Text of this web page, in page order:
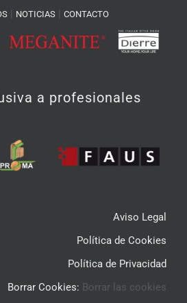
NOTICIAS CONTACTO
a profesionales
Aviso Legal
Política de Cookies
Política de Privacidad
Borrar Cookies: Borrar las cookies